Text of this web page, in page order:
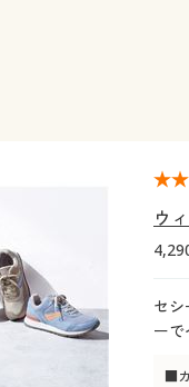
ウ
セ
ー
■